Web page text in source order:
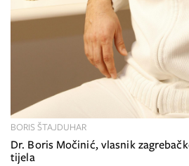
Dr. Boris Močinić, vlasnik
tijela
BORIS ŠTAJDUHAR